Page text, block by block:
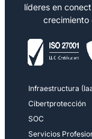
líderes en
crecimiento
Infraestructura
Cibertprotección
SOC
Servicios